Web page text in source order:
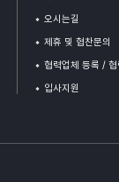
오시는길
제휴 및 협찬문의
협력업체 등록 /
입사지원